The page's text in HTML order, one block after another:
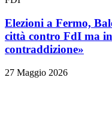
Elezioni a Fermo,
città contro FdI ma
contraddizione»
27 Maggio 2026